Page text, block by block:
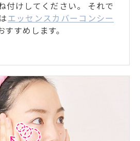
付けしてください。 それで
エッセンスカバーコンシー
すすめします。